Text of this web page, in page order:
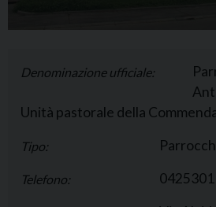
Denominazione ufficiale:
Unità pastorale della
Tipo:
Telefono: